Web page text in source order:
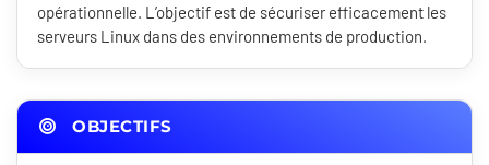
opérationnelle. L’objectif est de sécuriser efficacement les
serveurs Linux dans des environnements de production.
OBJECTIFS